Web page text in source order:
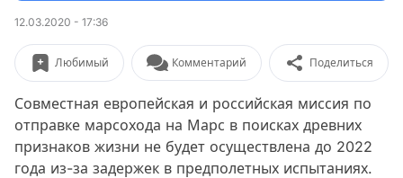
12.03.2020 - 17:36
Любимый Комментарий Поделиться
Совместная европейская и российская миссия по
отправке марсохода на Марс в поисках древних
признаков жизни не будет осуществлена до 2022
года из-за задержек в предполетных испытаниях.